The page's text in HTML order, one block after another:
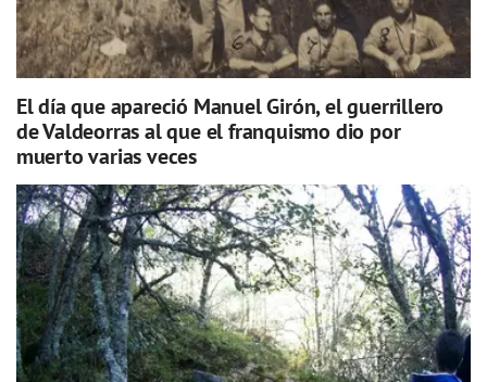
El día que apareció Manuel Girón, el guerrillero
de Valdeorras al que el franquismo dio por
muerto varias veces